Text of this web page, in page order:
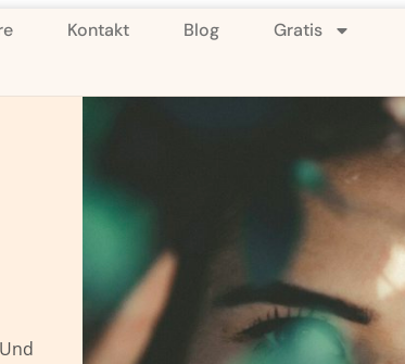
Kontakt Blog Gratis